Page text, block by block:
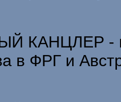
КАНЦЛЕР -
в ФРГ и